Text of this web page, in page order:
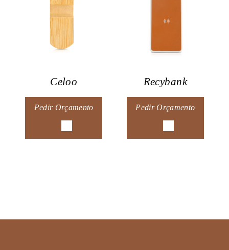
Celoo
Pedir Orçamento
Recybank
Pedir Orçamento